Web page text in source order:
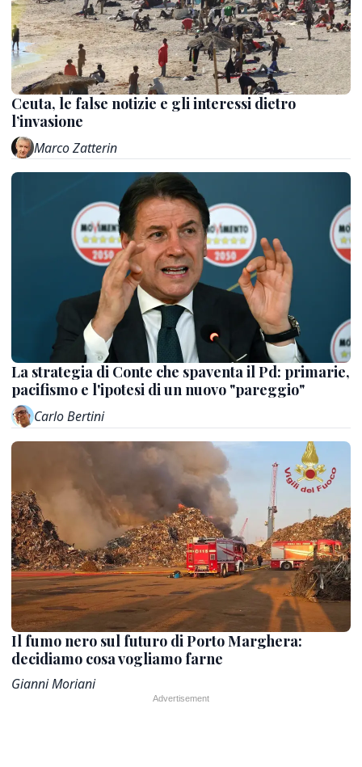
Ceuta, le false notizie e gli interessi dietro
l’invasione
Marco Zatterin
La strategia di Conte che spaventa il Pd: primarie,
pacifismo e l'ipotesi di un nuovo "pareggio"
Carlo Bertini
Il fumo nero sul futuro di Porto Marghera:
decidiamo cosa vogliamo farne
Gianni Moriani